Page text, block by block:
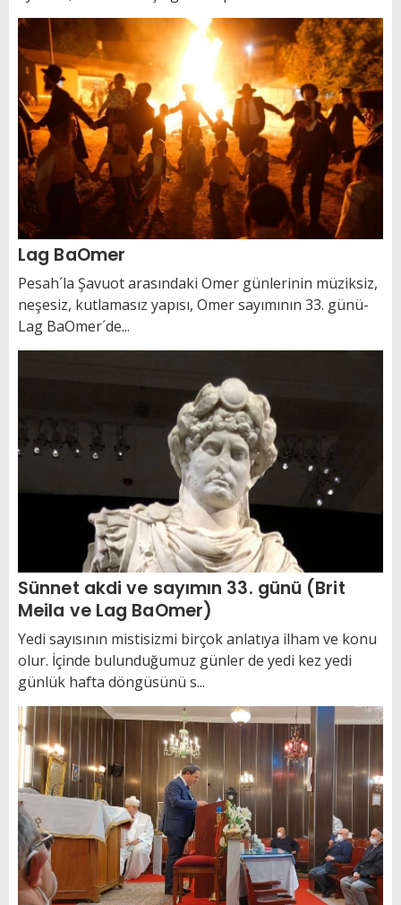
Lag BaOmer
Pesah´la Şavuot arasındaki Omer günlerinin müziksiz,
neşesiz, kutlamasız yapısı, Omer sayımının 33. günü-
Lag BaOmer´de...
Sünnet akdi ve sayımın 33. günü (Brit
Meila ve Lag BaOmer)
Yedi sayısının mistisizmi birçok anlatıya ilham ve konu
olur. İçinde bulunduğumuz günler de yedi kez yedi
günlük hafta döngüsünü s...